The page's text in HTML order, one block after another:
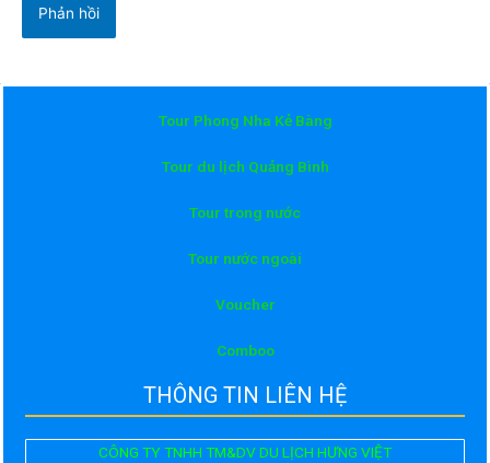
Tour Phong Nha Kẻ Bàng
Tour du lịch Quảng Bình
Tour trong nước
Tour nước ngoài
Voucher
Comboo
THÔNG TIN LIÊN HỆ
CÔNG TY TNHH TM&DV DU LỊCH HƯNG VIỆT